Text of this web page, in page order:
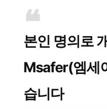
본인 명의로
Msafer(엠세
습니다